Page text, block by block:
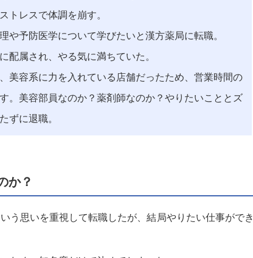
トレスで体調を崩す。
や予防医学について学びたいと漢方薬局に転職。
配属され、やる気に満ちていた。
美容系に力を入れている店舗だったため、営業時間の
。美容部員なのか？薬剤師なのか？やりたいこととズ
ずに退職。
か？
う思いを重視して転職したが、結局やりたい仕事ができ